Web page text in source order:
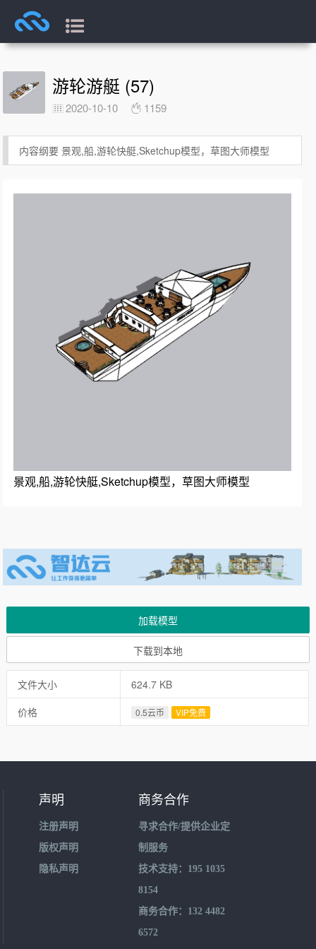
游轮游艇 (57)
2020-10-10 1159
内容纲要 景观,船,游轮快艇,Sketchup模型，草图大师模型
景观,船,游轮快艇,Sketchup模型，草图大师模型
加载模型
下载到本地
文件大小
624.7 KB
价格
0.5云币 VIP免费
声明
注册声明
版权声明
隐私声明
商务合作
寻求合作/提供企业定
制服务
技术支持：195 1035
8154
商务合作：132 4482
6572